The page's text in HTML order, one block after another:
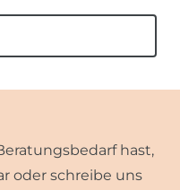
hast,
oder schreibe uns